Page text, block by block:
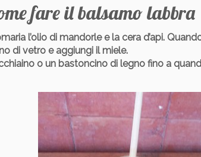
fare il balsamo labbra
l’olio di mandorle e la cera d’api.
di vetro e aggiungi il miele.
o un bastoncino di legno fino a